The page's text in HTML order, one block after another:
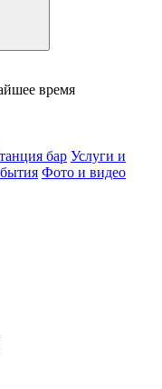
время
бар Услуги и
Фото и видео